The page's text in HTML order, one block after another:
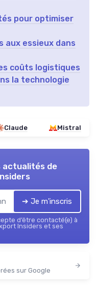
pour optimiser
aux essieux dans
coûts logistiques
la technologie
Claude Mistral
actualités de
➔ Je m'inscris
d’être contacté(e) à
Insiders et ses
sur Google